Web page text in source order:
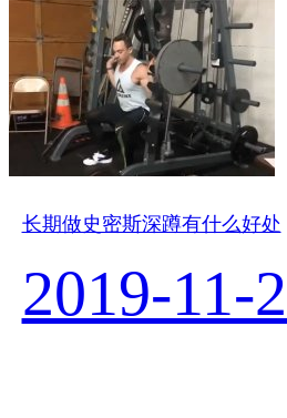
长期做史密斯深蹲有什么好处
2019-11-